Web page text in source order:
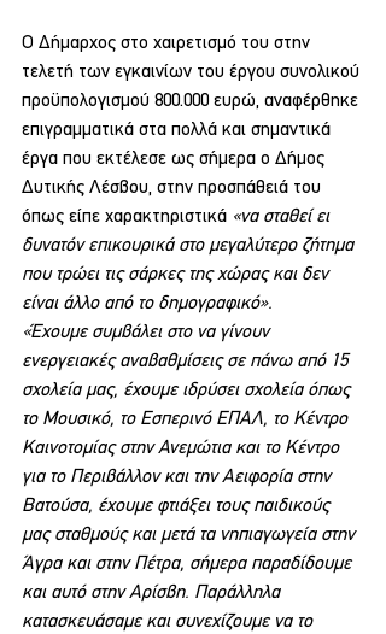
Ο Δήμαρχος στο χαιρετισμό του στην
τελετή των εγκαινίων του έργου συνολικού
προϋπολογισμού 800.000 ευρώ, αναφέρθηκε
επιγραμματικά στα πολλά και σημαντικά
έργα που εκτέλεσε ως σήμερα ο Δήμος
Δυτικής Λέσβου, στην προσπάθειά του
όπως είπε χαρακτηριστικά «να σταθεί ει
δυνατόν επικουρικά στο μεγαλύτερο ζήτημα
που τρώει τις σάρκες της χώρας και δεν
είναι άλλο από το δημογραφικό».
«Έχουμε συμβάλει στο να γίνουν
ενεργειακές αναβαθμίσεις σε πάνω από 15
σχολεία μας, έχουμε ιδρύσει σχολεία όπως
το Μουσικό, το Εσπερινό ΕΠΑΛ, το Κέντρο
Καινοτομίας στην Ανεμώτια και το Κέντρο
για το Περιβάλλον και την Αειφορία στην
Βατούσα, έχουμε φτιάξει τους παιδικούς
μας σταθμούς και μετά τα νηπιαγωγεία στην
Άγρα και στην Πέτρα, σήμερα παραδίδουμε
και αυτό στην Αρίσβη. Παράλληλα
κατασκευάσαμε και συνεχίζουμε να το